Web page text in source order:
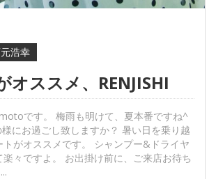
浩幸
オススメ、RENJISHI
です。 梅雨も明けて、夏本番ですね^
にお過ごし致しますか？ 暑い日を乗り越
トがオススメです。 シャンプー&ドライヤ
々ですよ。 お出掛け前に、ご来店お待ち